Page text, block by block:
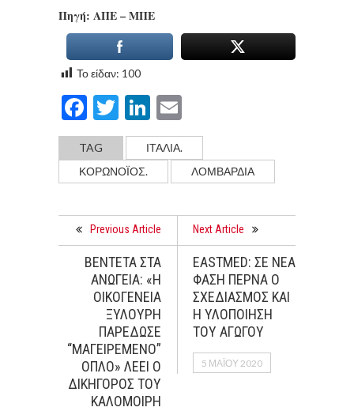
Πηγή: ΑΠΕ – ΜΠΕ
Το είδαν: 100
Facebook
TwitterLinkedIn
TAG
ΙΤΑΛΊΑ.
ΚΟΡΩΝΟΪΌΣ.
ΛΟΜΒΑΡΔΊΑ
Previous Article
ΒΕΝΤEΤΑ ΣΤΑ
ΑΝΩΓΕΙΑ: «Η
ΟΙΚΟΓΕΝΕΙΑ
ΞΥΛΟΥΡΗ
ΠΑΡΕΔΩΣΕ
“ΜΑΓΕΙΡΕΜΕΝΟ”
ΟΠΛΟ» ΛΕΕΙ Ο
ΔΙΚΗΓΟΡΟΣ ΤΟΥ
ΚΑΛΟΜΟΙΡΗ
Next Article
EASTMED: ΣΕ ΝΕΑ
ΦΑΣΗ ΠΕΡΝΑ Ο
ΣΧΕΔΙΑΣΜΟΣ ΚΑΙ
Η ΥΛΟΠΟΙΗΣΗ
ΤΟΥ ΑΓΩΓΟΥ
5 ΜΑΪ́ΟΥ 2020